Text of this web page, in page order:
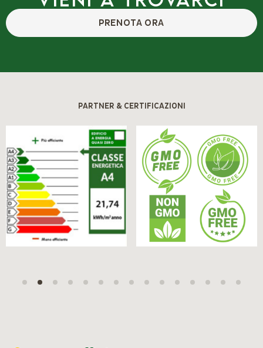
PRENOTA ORA
PARTNER & CERTIFICAZIONI